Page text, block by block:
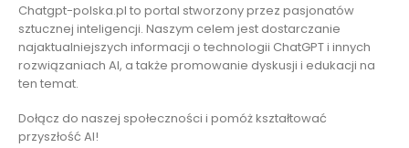
Chatgpt-polska.pl to portal stworzony przez pasjonatów
sztucznej inteligencji. Naszym celem jest dostarczanie
najaktualniejszych informacji o technologii ChatGPT i innych
rozwiązaniach AI, a także promowanie dyskusji i edukacji na
ten temat.
Dołącz do naszej społeczności i pomóż kształtować
przyszłość AI!